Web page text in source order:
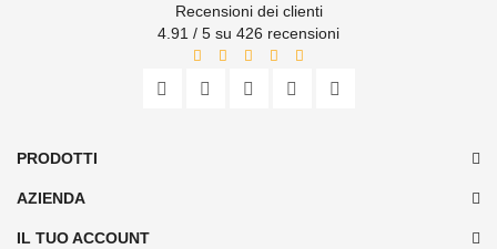
Recensioni dei clienti
4.91 / 5 su 426 recensioni
PRODOTTI
AZIENDA
IL TUO ACCOUNT